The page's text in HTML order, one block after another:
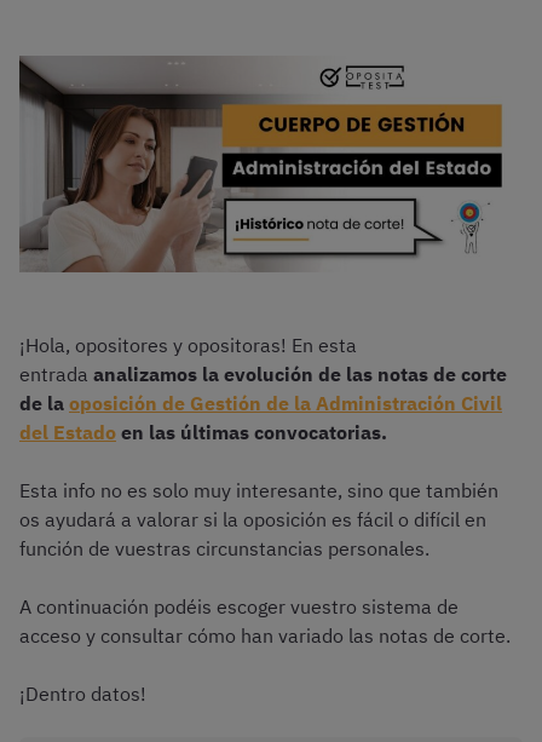
¡Hola, opositores y opositoras! En esta
entrada analizamos la evolución de las notas de corte
de la oposición de Gestión de la Administración Civil
del Estado en las últimas convocatorias.
Esta info no es solo muy interesante, sino que también
os ayudará a valorar si la oposición es fácil o difícil en
función de vuestras circunstancias personales.
A continuación podéis escoger vuestro sistema de
acceso y consultar cómo han variado las notas de corte.
¡Dentro datos!